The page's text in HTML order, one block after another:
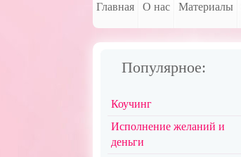
Главная О нас Материалы
Популярное:
Коучинг
Исполнение желаний и
деньги